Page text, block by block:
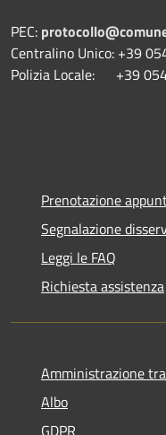
PEC:
Centralino Unico: +39
Polizia Locale: +39
Prenotazione
Segnalazione
Leggi le FAQ
Richiesta assistenza
Amministrazione
Albo
GDPR